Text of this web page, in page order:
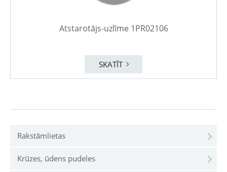
Rakstāmlietas
Krūzes, ūdens pudeles
Atstarotājs-uzlīme 1PR02106
SKATĪT